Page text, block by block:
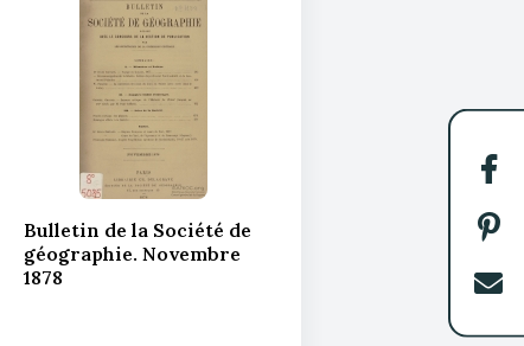
Bulletin de la Société de
géographie. Novembre
1878
sur
sur